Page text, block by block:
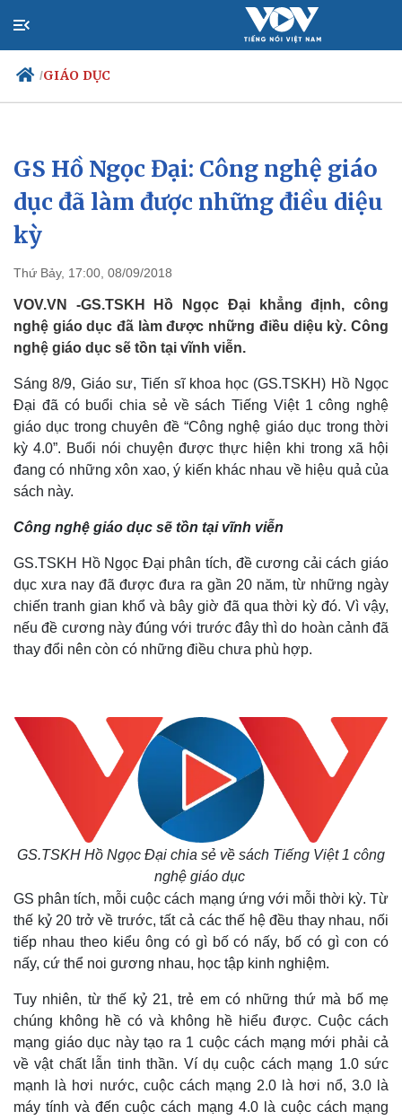
/GIÁO DỤC
Chính trị
Đảng
Tổ chức nhân sự
Quốc hội
Nhận diện sự thật
Xã hội
Tin 24h
Dự báo thời tiết
GS Hồ Ngọc Đại: Công nghệ giáo
dục đã làm được những điều diệu
kỳ
Thứ Bảy, 17:00, 08/09/2018
VOV.VN -GS.TSKH Hồ Ngọc Đại khẳng định, công
nghệ giáo dục đã làm được những điều diệu kỳ. Công
nghệ giáo dục sẽ tồn tại vĩnh viễn.
Sáng 8/9, Giáo sư, Tiến sĩ khoa học (GS.TSKH) Hồ Ngọc
Đại đã có buổi chia sẻ về sách Tiếng Việt 1 công nghệ
giáo dục trong chuyên đề “Công nghệ giáo dục trong thời
kỳ 4.0”. Buổi nói chuyện được thực hiện khi trong xã hội
đang có những xôn xao, ý kiến khác nhau về hiệu quả của
sách này.
Công nghệ giáo dục sẽ tồn tại vĩnh viễn
GS.TSKH Hồ Ngọc Đại phân tích, đề cương cải cách giáo
dục xưa nay đã được đưa ra gần 20 năm, từ những ngày
chiến tranh gian khổ và bây giờ đã qua thời kỳ đó. Vì vậy,
nếu đề cương này đúng với trước đây thì do hoàn cảnh đã
thay đổi nên còn có những điều chưa phù hợp.
GS.TSKH Hồ Ngọc Đại chia sẻ về sách Tiếng Việt 1 công
nghệ giáo dục
GS phân tích, mỗi cuộc cách mạng ứng với mỗi thời kỳ. Từ
thế kỷ 20 trở về trước, tất cả các thế hệ đều thay nhau, nối
tiếp nhau theo kiểu ông có gì bố có nấy, bố có gì con có
nấy, cứ thể noi gương nhau, học tập kinh nghiệm.
Tuy nhiên, từ thế kỷ 21, trẻ em có những thứ mà bố mẹ
chúng không hề có và không hề hiểu được. Cuộc cách
mạng giáo dục này tạo ra 1 cuộc cách mạng mới phải cả
về vật chất lẫn tinh thần. Ví dụ cuộc cách mạng 1.0 sức
mạnh là hơi nước, cuộc cách mạng 2.0 là hơi nổ, 3.0 là
máy tính và đến cuộc cách mạng 4.0 là cuộc cách mạng